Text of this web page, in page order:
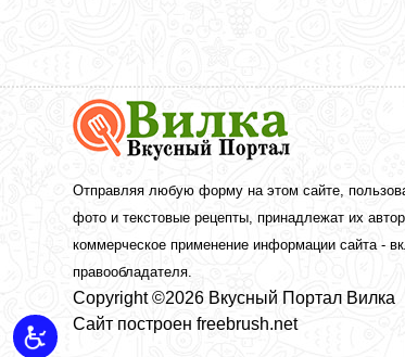
Вкусный
Портал
Вилка
рецепты
фото
Отправляя любую форму на этом сайте,
фото и текстовые рецепты, принадлежат их
коммерческое применение информации сайта -
правообладателя.
Copyright ©2026 Вкусный Портал Вилка
Сайт построенfreebrush.net